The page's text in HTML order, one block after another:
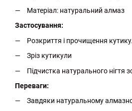
Матеріал: натуральний алмаз
Застосування:
Розкриття і прочищення
Зріз кутикули
Підчистка натурального нігтя
Переваги:
Завдяки натуральному